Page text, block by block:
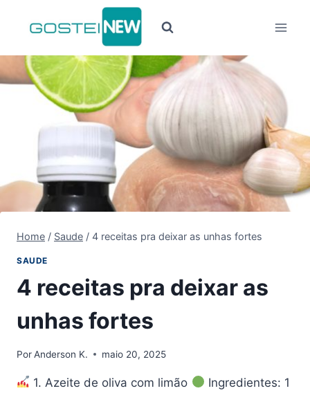
Conteúdo
Home / Saude / 4 receitas pra deixar as unhas fortes
SAUDE
4 receitas pra deixar as
unhas fortes
PorAnderson K. maio 20, 2025
1. Azeite de oliva com limão
Ingredientes: 1